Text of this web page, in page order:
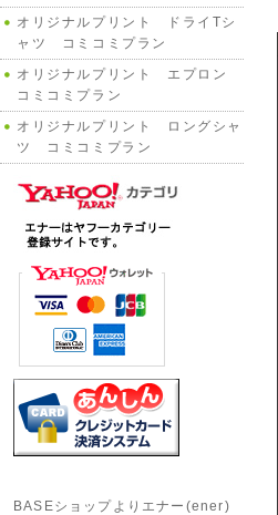
オリジナルプリント ドライTシ
ャツ コミコミプラン
オリジナルプリント エプロン
コミコミプラン
オリジナルプリント ロングシャ
ツ コミコミプラン
BASEショップよりエナー(ener)